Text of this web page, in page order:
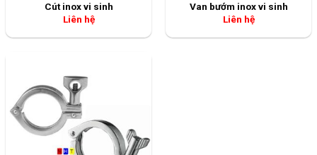
Cút inox vi sinh
Liên hệ
Van bướm inox vi sinh
Liên hệ